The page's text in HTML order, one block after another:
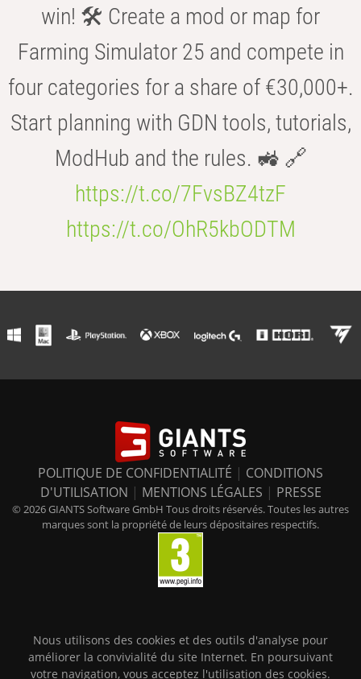
win! 🛠️ Create a mod or map for
Farming Simulator 25 and compete in
four categories for a share of €30,000+.
Start planning with GDN tools, tutorials,
ModHub and the rules. 🚜 🔗
https://t.co/7FvsBZ4tzF
https://t.co/OhR5kbODTM
POLITIQUE DE CONFIDENTIALITÉ | CONDITIONS
D'UTILISATION | MENTIONS LÉGALES | PRESSE
© 2026 GIANTS Software GmbH Tous droits réservés. Toutes les autres
marques sont la propriété de leurs dépositaires respectifs.
Nous utilisons des cookies et des outils d'analyse pour
améliorer la convivialité du site Internet. En poursuivant
votre navigation, vous acceptez l'utilisation des cookies.